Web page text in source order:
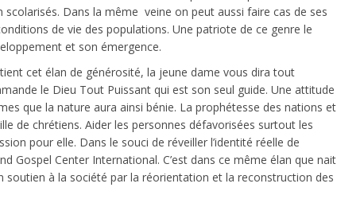
Dans la même veine on peut aussi faire cas de ses
de vie des populations. Une patriote de ce genre le
et son émergence.
cet élan de générosité, la jeune dame vous dira tout
le Dieu Tout Puissant qui est son seul guide. Une attitude
que la nature aura ainsi bénie. La prophétesse des nations et
de chrétiens. Aider les personnes défavorisées surtout les
pour elle. Dans le souci de réveiller l’identité réelle de
Gospel Center International. C’est dans ce même élan que nait
à la société par la réorientation et la reconstruction des